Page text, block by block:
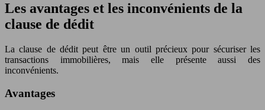
Les avantages et les inconvénients de la
clause de dédit
La clause de dédit peut être un outil précieux pour sécuriser les
transactions immobilières, mais elle présente aussi des
inconvénients.
Avantages